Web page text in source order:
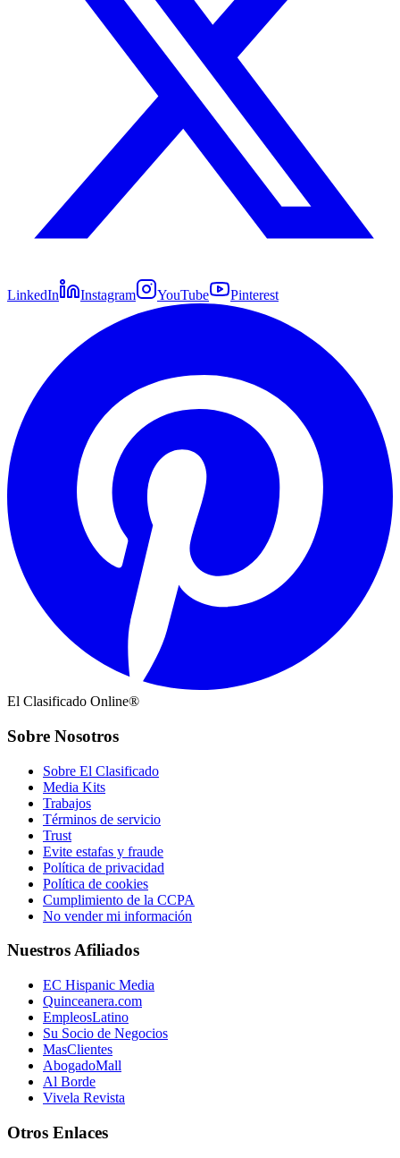
LinkedIn Instagram YouTube Pinterest
El Clasificado Online®
Sobre Nosotros
Sobre El Clasificado
Media Kits
Trabajos
Términos de servicio
Trust
Evite estafas y fraude
Política de privacidad
Política de cookies
Cumplimiento de la CCPA
No vender mi información
Nuestros Afiliados
EC Hispanic Media
Quinceanera.com
EmpleosLatino
Su Socio de Negocios
MasClientes
AbogadoMall
Al Borde
Vivela Revista
Otros Enlaces